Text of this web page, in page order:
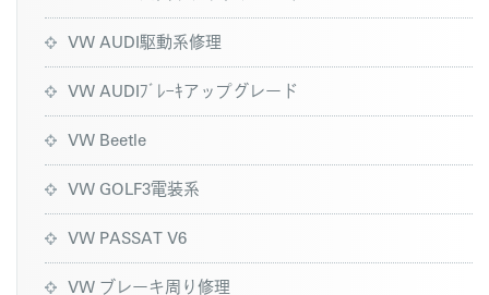
VW AUDI駆動系修理
VW AUDIﾌﾞﾚｰｷアップグレード
VW Beetle
VW GOLF3電装系
VW PASSAT V6
VW ブレーキ周り修理